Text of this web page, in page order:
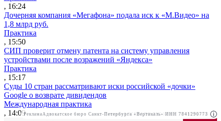
РекламаАО"ПРАВО.РУ" ИНН: 7708095468
, 16:24
Дочерняя компания «Мегафона» подала иск к «М.Видео» на
1,8 млрд руб.
Практика
, 15:50
СИП проверит отмену патента на систему управления
устройствами после возражений «Яндекса»
Практика
, 15:17
Суды 10 стран рассматривают иски российской «дочки»
Google о возврате дивидендов
Международная практика
, 14:09Реклама Адвокатское бюро Санкт-Петербурга «Вертикаль» ИНН 7841290773